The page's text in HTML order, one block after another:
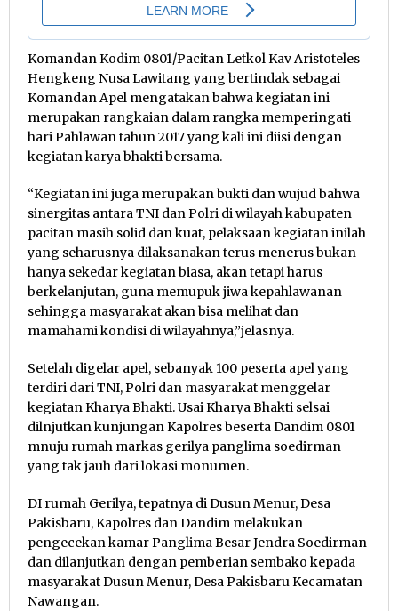
Komandan Kodim 0801/Pacitan Letkol Kav Aristoteles
Hengkeng Nusa Lawitang yang bertindak sebagai
Komandan Apel mengatakan bahwa kegiatan ini
merupakan rangkaian dalam rangka memperingati
hari Pahlawan tahun 2017 yang kali ini diisi dengan
kegiatan karya bhakti bersama.
“Kegiatan ini juga merupakan bukti dan wujud bahwa
sinergitas antara TNI dan Polri di wilayah kabupaten
pacitan masih solid dan kuat, pelaksaan kegiatan inilah
yang seharusnya dilaksanakan terus menerus bukan
hanya sekedar kegiatan biasa, akan tetapi harus
berkelanjutan, guna memupuk jiwa kepahlawanan
sehingga masyarakat akan bisa melihat dan
mamahami kondisi di wilayahnya,”jelasnya.
Setelah digelar apel, sebanyak 100 peserta apel yang
terdiri dari TNI, Polri dan masyarakat menggelar
kegiatan Kharya Bhakti. Usai Kharya Bhakti selsai
dilnjutkan kunjungan Kapolres beserta Dandim 0801
mnuju rumah markas gerilya panglima soedirman
yang tak jauh dari lokasi monumen.
DI rumah Gerilya, tepatnya di Dusun Menur, Desa
Pakisbaru, Kapolres dan Dandim melakukan
pengecekan kamar Panglima Besar Jendra Soedirman
dan dilanjutkan dengan pemberian sembako kepada
masyarakat Dusun Menur, Desa Pakisbaru Kecamatan
Nawangan.